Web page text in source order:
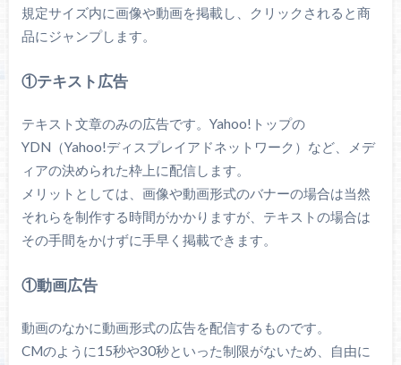
規定サイズ内に画像や動画を掲載し、クリックされると商
品にジャンプします。
①テキスト広告
テキスト文章のみの広告です。Yahoo!トップの
YDN（Yahoo!ディスプレイアドネットワーク）など、メデ
ィアの決められた枠上に配信します。
メリットとしては、画像や動画形式のバナーの場合は当然
それらを制作する時間がかかりますが、テキストの場合は
その手間をかけずに手早く掲載できます。
①動画広告
動画のなかに動画形式の広告を配信するものです。
CMのように15秒や30秒といった制限がないため、自由に